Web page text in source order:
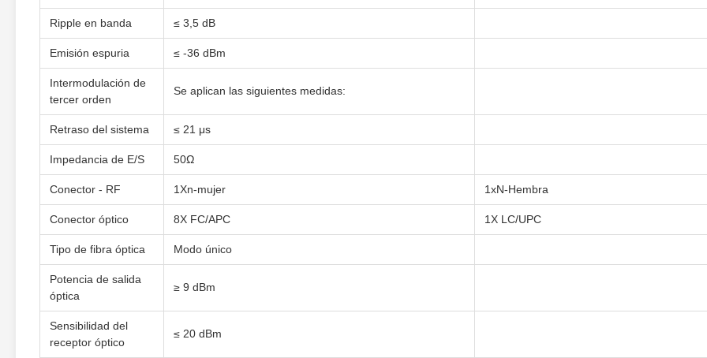
Ripple en banda ≤ 3,5 dB
Emisión espuria ≤ -36 dBm
Intermodulación de
tercer orden
Se aplican las siguientes medidas:
Retraso del sistema ≤ 21 μs
Impedancia de E/S 50Ω
Conector - RF 1Xn-mujer 1xN-Hembra
Conector óptico 8X FC/APC 1X LC/UPC
Tipo de fibra óptica Modo único
Potencia de salida
óptica
≥ 9 dBm
Sensibilidad del
receptor óptico
≤ 20 dBm